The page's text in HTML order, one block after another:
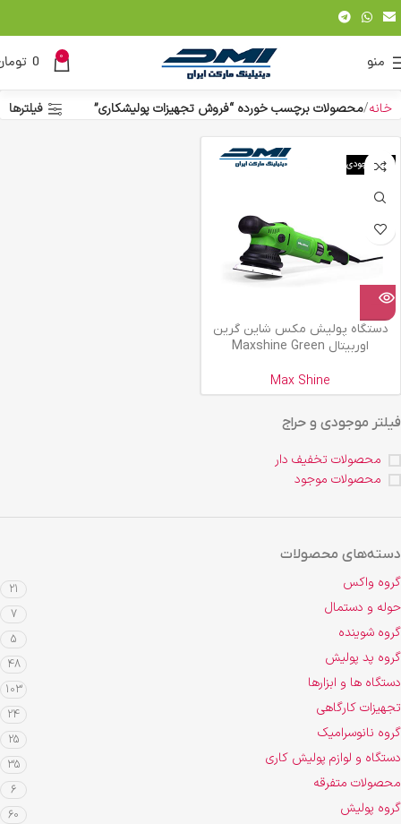
منو 0
0
فیلتر موجودی و حراج
محصولات تخفیف دار
محصولات موجود
دسته‌های محصولات
گروه واکس 21
حوله و دستمال 7
گروه شوینده 5
گروه پد پولیش 48
دستگاه ها و ابزارها 103
تجهیزات کارگاهی 24
گروه نانوسرامیک 25
دستگاه و لوازم پولیش کاری 35
محصولات متفرقه 6
گروه پولیش 60
خانه محصولات برچسب خورده “فروش تجهیزات پولیشکاری” فیلترها
اتمام موجودی
دستگاه پولیش مکس شاین گرین
اوربیتال Maxshine Green
Max Shine